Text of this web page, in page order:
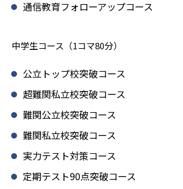
通信教育フォローアップコース
中学生コース（1コマ80分）
公立トップ校突破コース
超難関私立校突破コース
難関公立校突破コース
難関私立校突破コース
実力テスト対策コース
定期テスト90点突破コース